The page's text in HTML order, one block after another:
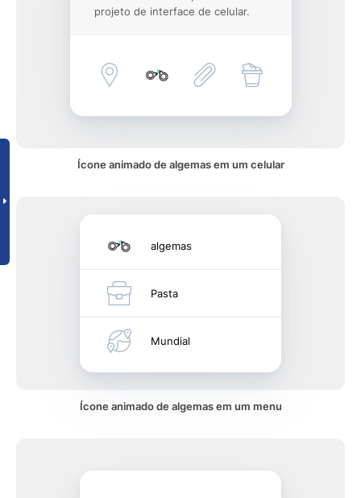
projeto de interface de celular.
Ícone animado de algemas em um celular
algemas
Pasta
Mundial
Ícone animado de algemas em um menu